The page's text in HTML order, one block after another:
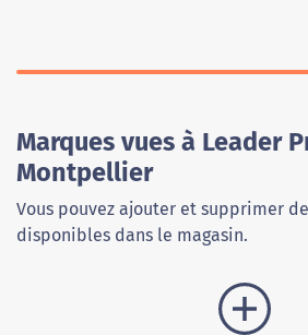
Marques vues à Leader
Montpellier
Vous pouvez ajouter et supprimer
disponibles dans le magasin.